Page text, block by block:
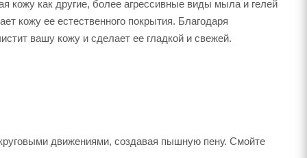
кожу как другие, более агрессивные виды мыла и гелей
кожу ее естественного покрытия. Благодаря
вашу кожу и сделает ее гладкой и свежей.
движениями, создавая пышную пену. Смойте